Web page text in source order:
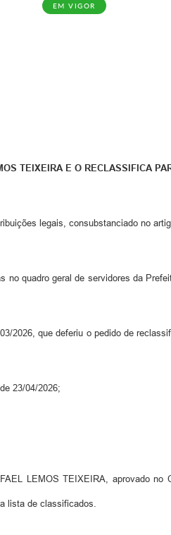
EM VIGOR
TEIXEIRA E O RECLASSIFICA
legais, consubstanciado no
quadro geral de servidores da
2026, que deferiu o pedido de
23/04/2026;
LEMOS TEIXEIRA, aprovado
lista de classificados.